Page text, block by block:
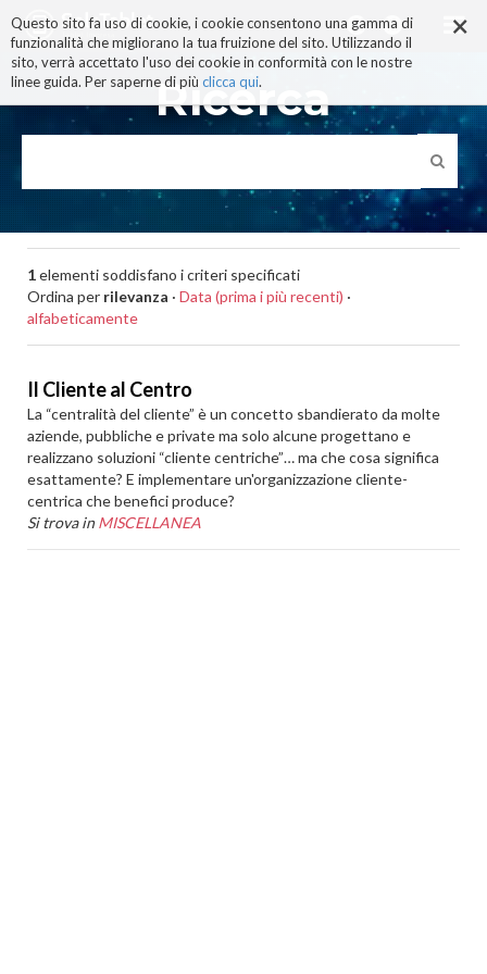
×
Questo sito fa uso di cookie, i cookie consentono una gamma di
funzionalità che migliorano la tua fruizione del sito. Utilizzando il
sito, verrà accettato l'uso dei cookie in conformità con le nostre
linee guida. Per saperne di più clicca qui.
ai
contenuti.
|
alla
navigazione
Ricerca
1elementi soddisfano i criteri specificati
Ordina per rilevanza · Data (prima i più recenti) ·
alfabeticamente
Il Cliente al Centro
La “centralità del cliente” è un concetto sbandierato da molte
aziende, pubbliche e private ma solo alcune progettano e
realizzano soluzioni “cliente centriche”… ma che cosa significa
esattamente? E implementare un'organizzazione cliente-
centrica che benefici produce?
Si trova in MISCELLANEA